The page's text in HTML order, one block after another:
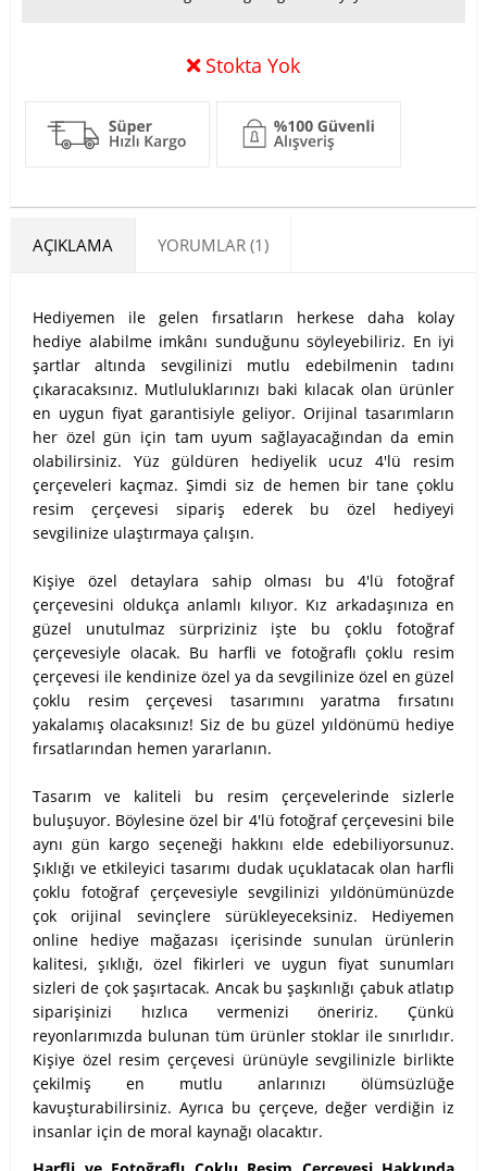
Stokta Yok
AÇIKLAMA YORUMLAR (1)
Hediyemen ile gelen fırsatların herkese daha kolay
hediye alabilme imkânı sunduğunu söyleyebiliriz. En iyi
şartlar altında sevgilinizi mutlu edebilmenin tadını
çıkaracaksınız. Mutluluklarınızı baki kılacak olan ürünler
en uygun fiyat garantisiyle geliyor. Orijinal tasarımların
her özel gün için tam uyum sağlayacağından da emin
olabilirsiniz. Yüz güldüren hediyelik ucuz 4'lü resim
çerçeveleri kaçmaz. Şimdi siz de hemen bir tane çoklu
resim çerçevesi sipariş ederek bu özel hediyeyi
sevgilinize ulaştırmaya çalışın.
Kişiye özel detaylara sahip olması bu 4'lü fotoğraf
çerçevesini oldukça anlamlı kılıyor. Kız arkadaşınıza en
güzel unutulmaz sürpriziniz işte bu çoklu fotoğraf
çerçevesiyle olacak. Bu harfli ve fotoğraflı çoklu resim
çerçevesi ile kendinize özel ya da sevgilinize özel en güzel
çoklu resim çerçevesi tasarımını yaratma fırsatını
yakalamış olacaksınız! Siz de bu güzel yıldönümü hediye
fırsatlarından hemen yararlanın.
Tasarım ve kaliteli bu resim çerçevelerinde sizlerle
buluşuyor. Böylesine özel bir 4'lü fotoğraf çerçevesini bile
aynı gün kargo seçeneği hakkını elde edebiliyorsunuz.
Şıklığı ve etkileyici tasarımı dudak uçuklatacak olan harfli
çoklu fotoğraf çerçevesiyle sevgilinizi yıldönümünüzde
çok orijinal sevinçlere sürükleyeceksiniz. Hediyemen
online hediye mağazası içerisinde sunulan ürünlerin
kalitesi, şıklığı, özel fikirleri ve uygun fiyat sunumları
sizleri de çok şaşırtacak. Ancak bu şaşkınlığı çabuk atlatıp
siparişinizi hızlıca vermenizi öneririz. Çünkü
reyonlarımızda bulunan tüm ürünler stoklar ile sınırlıdır.
Kişiye özel resim çerçevesi ürünüyle sevgilinizle birlikte
çekilmiş en mutlu anlarınızı ölümsüzlüğe
kavuşturabilirsiniz. Ayrıca bu çerçeve, değer verdiğin iz
insanlar için de moral kaynağı olacaktır.